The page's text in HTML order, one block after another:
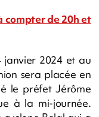
compter de 20h et
2024 et au
sera placée en
le préfet Jérôme
à la mi-journée.